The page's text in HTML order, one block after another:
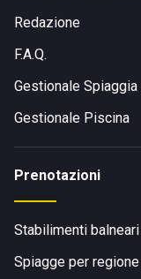
Redazione
F.A.Q.
Gestionale Spiaggia
Gestionale Piscina
Prenotazioni
Stabilimenti balneari
Spiagge per regione